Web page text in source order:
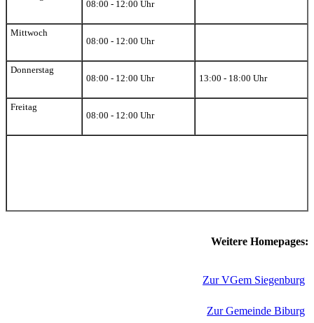
08:00 - 12:00 Uhr
Mittwoch
08:00 - 12:00 Uhr
Donnerstag
08:00 - 12:00 Uhr
13:00 - 18:00 Uhr
Freitag
08:00 - 12:00 Uhr
Weitere Homepages:
Zur VGem Siegenburg
Zur Gemeinde Biburg